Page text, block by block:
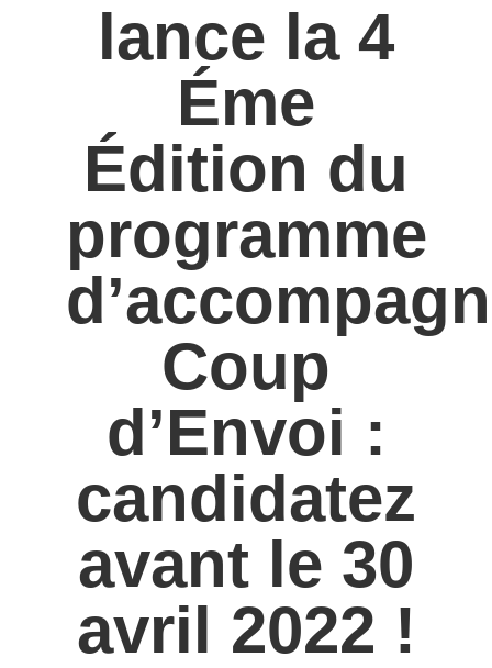
lance la 4
Éme
Édition du
programme
Coup
d’Envoi :
candidatez
avant le 30
avril 2022 !